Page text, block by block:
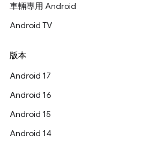
車輛專用 Android
Android TV
版本
Android 17
Android 16
Android 15
Android 14